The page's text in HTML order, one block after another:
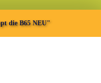
die B65 NEU"